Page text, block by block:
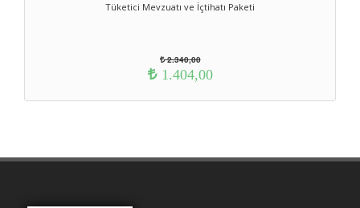
Tüketici Mevzuatı ve İçtihatı Paketi
2.340,00
1.404,00